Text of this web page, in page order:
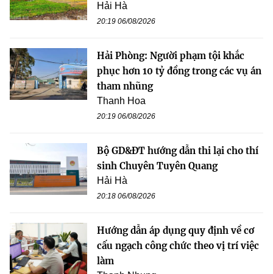
Hải Hà
20:19 06/08/2026
Hải Phòng: Người phạm tội khắc
phục hơn 10 tỷ đồng trong các vụ án
tham nhũng
Thanh Hoa
20:19 06/08/2026
Bộ GD&ĐT hướng dẫn thi lại cho thí
sinh Chuyên Tuyên Quang
Hải Hà
20:18 06/08/2026
Hướng dẫn áp dụng quy định về cơ
cấu ngạch công chức theo vị trí việc
làm